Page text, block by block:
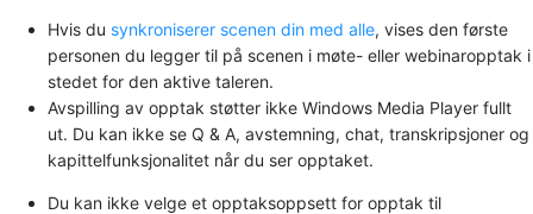
Hvis du synkroniserer scenen din med alle, vises den første
personen du legger til på scenen i møte- eller webinaropptak i
stedet for den aktive taleren.
Avspilling av opptak støtter ikke Windows Media Player fullt
ut. Du kan ikke se Q & A, avstemning, chat, transkripsjoner og
kapittelfunksjonalitet når du ser opptaket.
Du kan ikke velge et opptaksoppsett for opptak til